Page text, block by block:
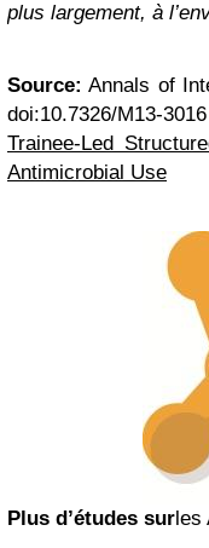
plus largement, à
Source: Annals of
doi:10.7326/M13-3016
Trainee-Led
Antimicrobial Use
Plus d’études surles